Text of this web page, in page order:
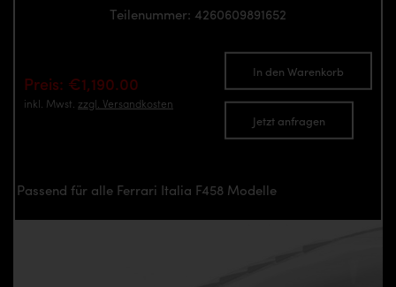
Teilenummer: 4260609891652
Preis: €1,190.00
inkl. Mwst. zzgl. Versandkosten
In den Warenkorb
Jetzt anfragen
Passend für alle Ferrari Italia F458 Modelle